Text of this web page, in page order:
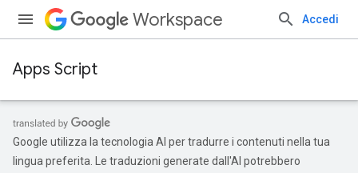
Workspace Accedi
Apps Script
Google utilizza la tecnologia AI per tradurre i contenuti nella tua
lingua preferita. Le traduzioni generate dall'AI potrebbero